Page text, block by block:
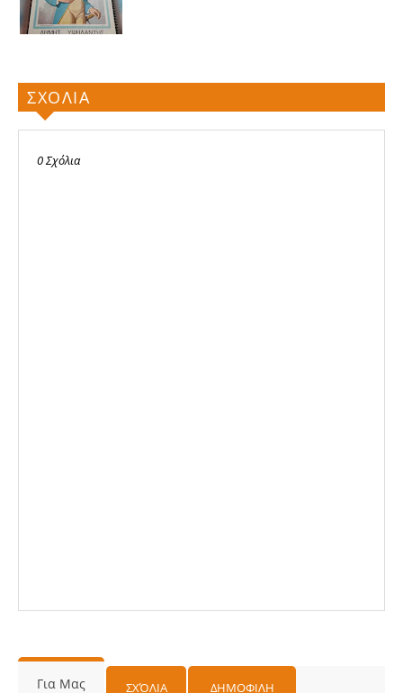
ΣΧΟΛΙΑ
0 Σχόλια
Για Μας ΣΧΌΛΙΑ ΔΗΜΟΦΙΛΗ